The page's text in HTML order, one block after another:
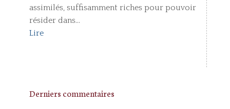
assimilés, suffisamment riches pour pouvoir
résider dans...
Lire
Derniers commentaires